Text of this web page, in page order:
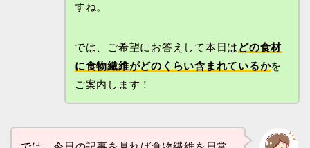
すね。
では、ご希望にお答えして本日は どの食材
に食物繊維がどのくらい含まれているかを
ご案内します！